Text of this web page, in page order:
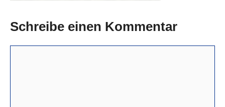
Schreibe einen Kommentar